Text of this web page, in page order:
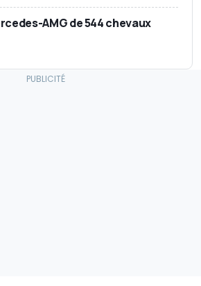
AMG de 544 chevaux